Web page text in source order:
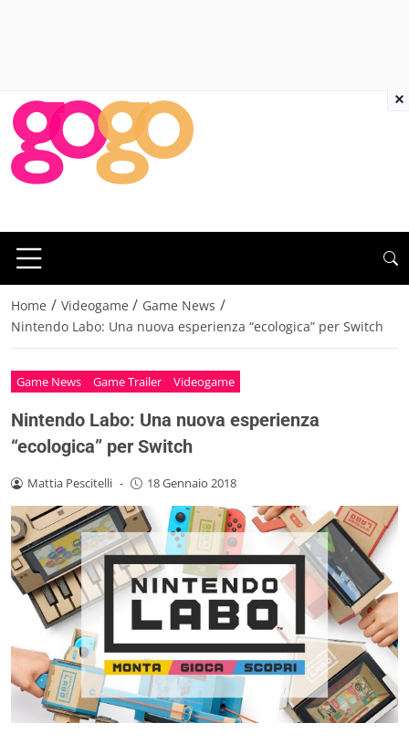
Home / Videogame / Game News /
Nintendo Labo: Una nuova esperienza “ecologica” per Switch
Game News Game Trailer Videogame
Nintendo Labo: Una nuova esperienza
“ecologica” per Switch
Mattia Pescitelli - 18 Gennaio 2018
×